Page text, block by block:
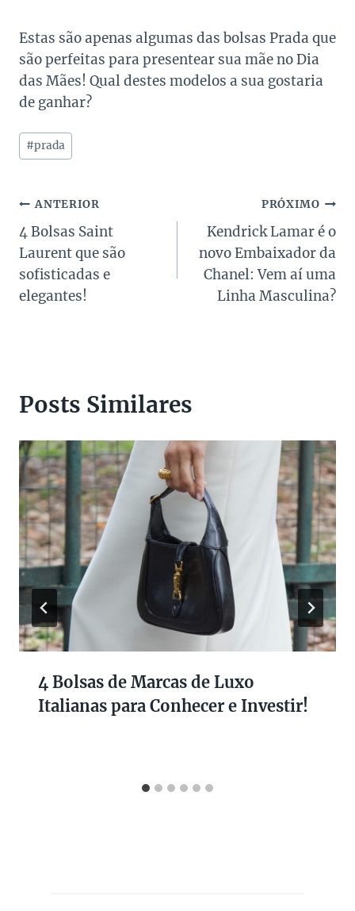
Estas são apenas algumas das bolsas Prada que
são perfeitas para presentear sua mãe no Dia
das Mães! Qual destes modelos a sua gostaria
de ganhar?
Tags
do
#prada
Navegação
de
Post
ANTERIOR
4 Bolsas Saint
Laurent que são
sofisticadas e
elegantes!
PRÓXIMO
Kendrick Lamar é o
novo Embaixador da
Chanel: Vem aí uma
Linha Masculina?
Posts Similares
4 Bolsas de Marcas de Luxo
Italianas para Conhecer e Investir!